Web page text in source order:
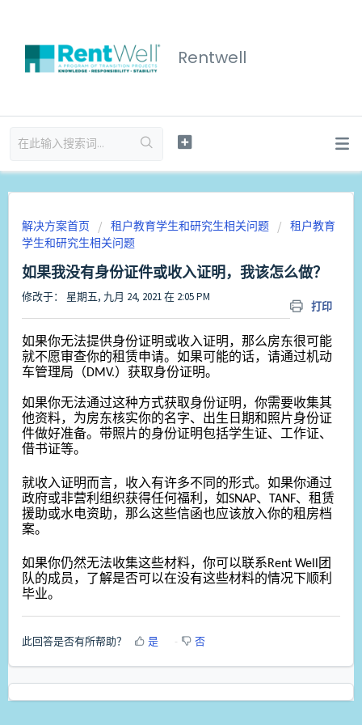
Rentwell
解决方案首页 租户教育学生和研究生相关问题
租户教育
学生和研究生相关问题
如果我没有身份证件或收入证明，我该怎么做？
打印
修改于： 星期五, 九月 24, 2021 在 2:05 PM
如果你无法提供身份证明或收入证明，那么房东很可能
就不愿审查你的租赁申请。如果可能的话，请通过机动
车管理局（DMV.）获取身份证明。
如果你无法通过这种方式获取身份证明，你需要收集其
他资料，为房东核实你的名字、出生日期和照片身份证
件做好准备。带照片的身份证明包括学生证、工作证、
借书证等。
就收入证明而言，收入有许多不同的形式。如果你通过
政府或非营利组织获得任何福利，如SNAP、TANF、租赁
援助或水电资助，那么这些信函也应该放入你的租房档
案。
如果你仍然无法收集这些材料，你可以联系Rent Well团
队的成员，了解是否可以在没有这些材料的情况下顺利
毕业。
此回答是否有所帮助？ 是 否